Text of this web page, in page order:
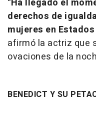
"Ha llegado el
derechos de
mujeres en
afirmó la actriz que
ovaciones de la
BENEDICT Y SU